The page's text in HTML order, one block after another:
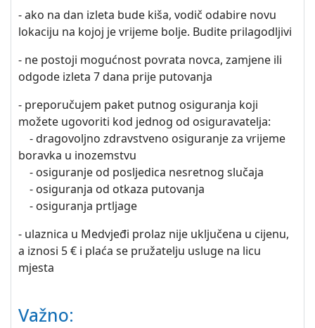
- ako na dan izleta bude kiša, vodič odabire novu
lokaciju na kojoj je vrijeme bolje. Budite prilagodljivi
- ne postoji mogućnost povrata novca, zamjene ili
odgode izleta 7 dana prije putovanja
- preporučujem paket putnog osiguranja koji
možete ugovoriti kod jednog od osiguravatelja:
- dragovoljno zdravstveno osiguranje za vrijeme
boravka u inozemstvu
- osiguranje od posljedica nesretnog slučaja
- osiguranja od otkaza putovanja
- osiguranja prtljage
- ulaznica u Medvjeđi prolaz nije uključena u cijenu,
a iznosi 5 € i plaća se pružatelju usluge na licu
mjesta
Važno: